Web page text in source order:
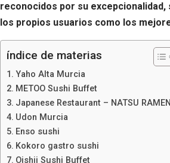
reconocidos por su
los propios usuarios como los
índice de materias
Yaho Alta Murcia
METOO Sushi Buffet
Japanese Restaurant – NATSU RAMEN
Udon Murcia
Enso sushi
Kokoro gastro sushi
Oishii Sushi Buffet